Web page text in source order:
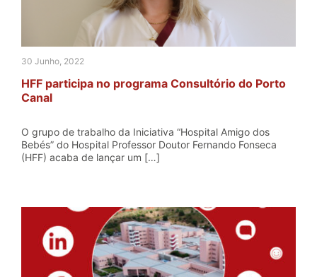
30 Junho, 2022
HFF participa no programa Consultório do Porto
Canal
O grupo de trabalho da Iniciativa “Hospital Amigo dos
Bebés” do Hospital Professor Doutor Fernando Fonseca
(HFF) acaba de lançar um […]